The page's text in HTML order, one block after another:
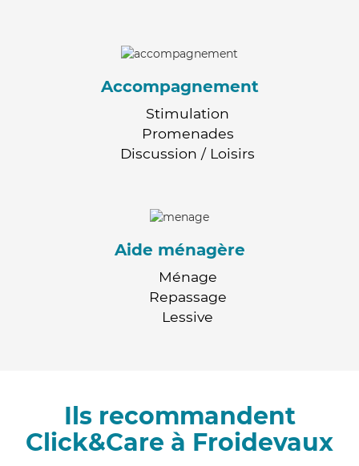
Accompagnement
Stimulation
Promenades
Discussion / Loisirs
Aide ménagère
Ménage
Repassage
Lessive
Ils recommandent
Click&Care à Froidevaux